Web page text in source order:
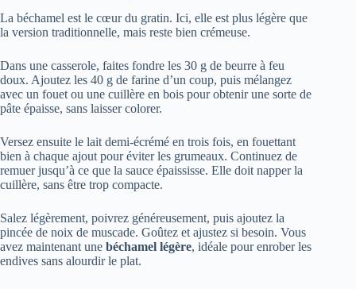
La béchamel est le cœur du gratin. Ici, elle est plus légère que
la version traditionnelle, mais reste bien crémeuse.
Dans une casserole, faites fondre les 30 g de beurre à feu
doux. Ajoutez les 40 g de farine d’un coup, puis mélangez
avec un fouet ou une cuillère en bois pour obtenir une sorte de
pâte épaisse, sans laisser colorer.
Versez ensuite le lait demi-écrémé en trois fois, en fouettant
bien à chaque ajout pour éviter les grumeaux. Continuez de
remuer jusqu’à ce que la sauce épaississe. Elle doit napper la
cuillère, sans être trop compacte.
Salez légèrement, poivrez généreusement, puis ajoutez la
pincée de noix de muscade. Goûtez et ajustez si besoin. Vous
avez maintenant une béchamel légère, idéale pour enrober les
endives sans alourdir le plat.